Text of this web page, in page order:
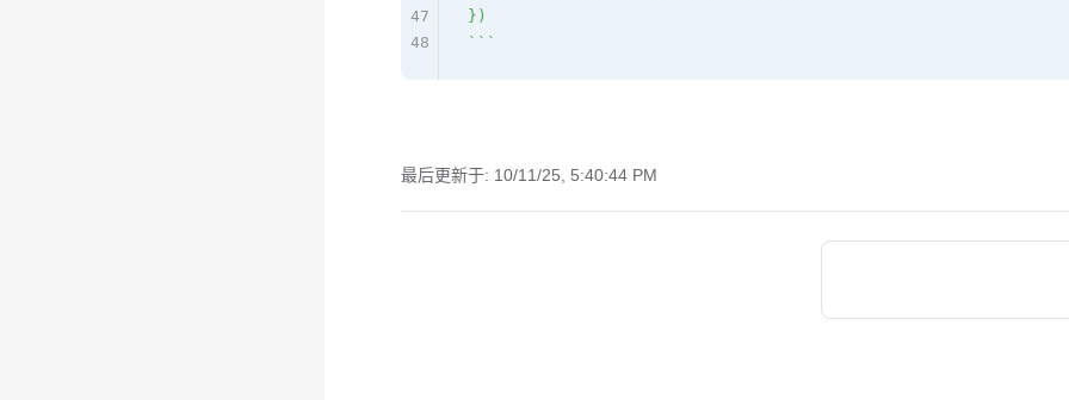
})
```
47
48
最后更新于: 10/11/25, 5:40:44 PM